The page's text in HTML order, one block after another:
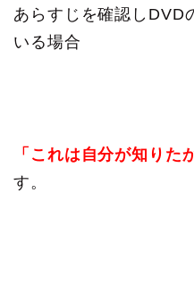
あらすじを確認しDVD
いる場合
「これは自分が知りた
す。